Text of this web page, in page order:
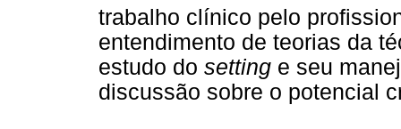
trabalho clínico pelo
entendimento de teorias da
estudo do setting e seu
discussão sobre o potencial